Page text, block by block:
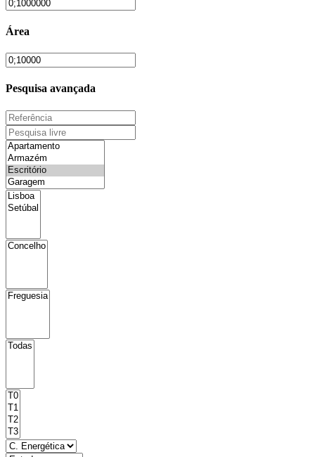
Área
Pesquisa avançada